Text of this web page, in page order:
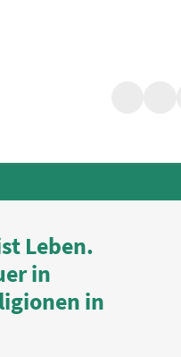
Leben.
in
in